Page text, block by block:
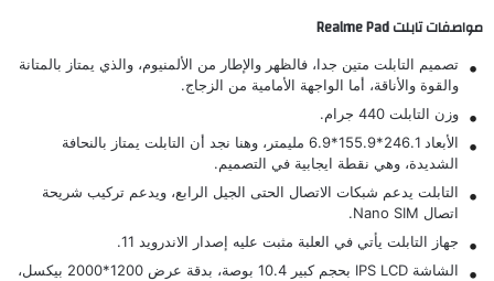
مواصفات تابلت Realme Pad
تصميم التابلت متين جدا، فالظهر والإطار من الألمنيوم، والذي يمتاز بالمتانة
والقوة والأناقة، أما الواجهة الأمامية من الزجاج.
وزن التابلت 440 جرام.
الأبعاد 246.1*155.9*6.9 مليمتر، وهنا نجد أن التابلت يمتاز بالنحافة
الشديدة، وهي نقطة ايجابية في التصميم.
التابلت يدعم شبكات الاتصال الحتى الجيل الرابع، ويدعم تركيب شريحة
اتصال Nano SIM.
جهاز التابلت يأتي في العلبة مثبت عليه إصدار الاندرويد 11.
الشاشة IPS LCD بحجم كبير 10.4 بوصة، بدقة عرض 1200*2000 بيكسل،